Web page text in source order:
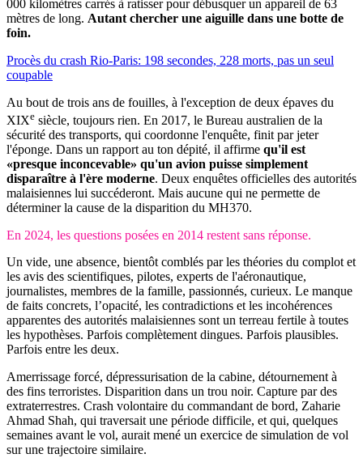
000 kilomètres carrés à ratisser pour débusquer un appareil de 63
mètres de long. Autant chercher une aiguille dans une botte de
foin.
Procès du crash Rio-Paris: 198 secondes, 228 morts, pas un seul
coupable
Au bout de trois ans de fouilles, à l'exception de deux épaves du
XIXe siècle, toujours rien. En 2017, le Bureau australien de la
sécurité des transports, qui coordonne l'enquête, finit par jeter
l'éponge. Dans un rapport au ton dépité, il affirme qu'il est
«presque inconcevable» qu'un avion puisse simplement
disparaître à l'ère moderne. Deux enquêtes officielles des autorités
malaisiennes lui succéderont. Mais aucune qui ne permette de
déterminer la cause de la disparition du MH370.
En 2024, les questions posées en 2014 restent sans réponse.
Un vide, une absence, bientôt comblés par les théories du complot et
les avis des scientifiques, pilotes, experts de l'aéronautique,
journalistes, membres de la famille, passionnés, curieux. Le manque
de faits concrets, l’opacité, les contradictions et les incohérences
apparentes des autorités malaisiennes sont un terreau fertile à toutes
les hypothèses. Parfois complètement dingues. Parfois plausibles.
Parfois entre les deux.
Amerrissage forcé, dépressurisation de la cabine, détournement à
des fins terroristes. Disparition dans un trou noir. Capture par des
extraterrestres. Crash volontaire du commandant de bord, Zaharie
Ahmad Shah, qui traversait une période difficile, et qui, quelques
semaines avant le vol, aurait mené un exercice de simulation de vol
sur une trajectoire similaire.